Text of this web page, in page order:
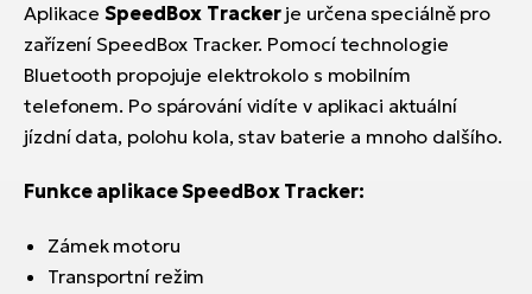
AplikaceSpeedBox Trackerje určena speciálně pro
zařízení SpeedBox Tracker. Pomocí technologie
Bluetooth propojuje elektrokolo s mobilním
telefonem. Po spárování vidíte v aplikaci aktuální
jízdní data, polohu kola, stav baterie a mnoho dalšího.
Funkce aplikace SpeedBox Tracker:
Zámek motoru
Transportní režim